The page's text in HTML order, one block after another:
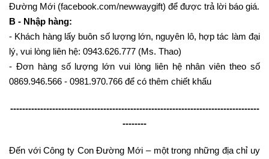
Đường Mới (facebook.com/newwaygift) để được trả lời báo giá.
B - Nhập hàng:
- Khách hàng lấy buôn số lượng lớn, nguyên lô, hợp tác làm đại
lý, vui lòng liên hệ: 0943.626.777 (Ms. Thao)
- Đơn hàng số lượng lớn vui lòng liên hệ nhân viên theo số
0869.946.566 - 0981.970.766 để có thêm chiết khấu
-----------------------------------------------------------------------------------
--------
Đến với Công ty Con Đường Mới – một trong những địa chỉ uy